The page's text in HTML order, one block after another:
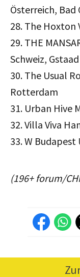
Österreich, Bad
28. The Hoxton
29. THE
Schweiz, Gstaad
30. The Usual
Rotterdam
31. Urban Hive
32. Villa Viva
33. W
(196+ forum/